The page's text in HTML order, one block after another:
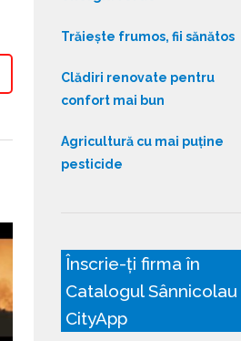
Trăiește frumos, fii sănătos
Clădiri renovate pentru
confort mai bun
Agricultură cu mai puține
pesticide
Înscrie-ți firma în
Catalogul Sânnicolau
CityApp